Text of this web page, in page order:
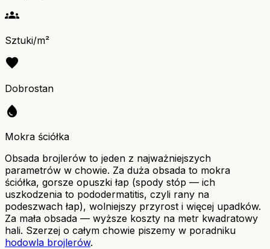
groups
Sztuki/m²
favorite
Dobrostan
water_drop
Mokra ściółka
Obsada brojlerów to jeden z najważniejszych
parametrów w chowie. Za duża obsada to mokra
ściółka, gorsze opuszki łap (spody stóp — ich
uszkodzenia to pododermatitis, czyli rany na
podeszwach łap), wolniejszy przyrost i więcej upadków.
Za mała obsada — wyższe koszty na metr kwadratowy
hali. Szerzej o całym chowie piszemy w poradniku
hodowla brojlerów.